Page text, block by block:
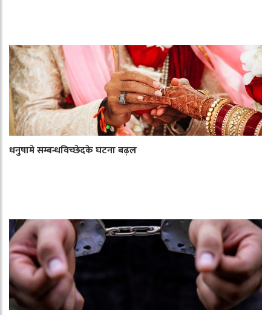
धनुषामे सम्बन्धविच्छेदके घटना बढ़ल